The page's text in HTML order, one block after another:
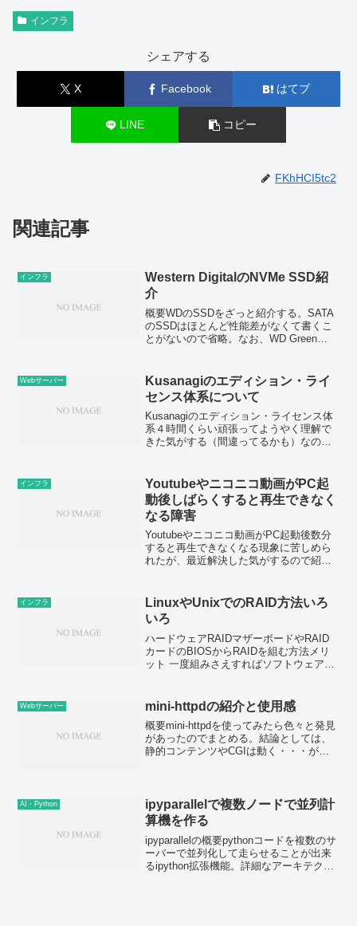
インフラ
シェアする
X Facebook はてブ
LINE コピー
FKhHCI5tc2
関連記事
インフラ
Western DigitalのNVMe SSD紹
介
概要WDのSSDをざっと紹介する。SATA
のSSDはほとんど性能差がなくて書くこ
とがないので省略。なお、WD Green
たが、OEMとか組...
Webサーバー
Kusanagiのエディション・ライ
センス体系について
Kusanagiのエディション・ライセンス体
系４時間くらい頑張ってようやく理解で
きた気がする（間違ってるかも）なので
版、Pro版、Ultimate版みたいな感じで、
「ライ...
インフラ
Youtubeやニコニコ動画がPC起
動後しばらくすると再生できなく
なる障害
Youtubeやニコニコ動画がPC起動後数分
すると再生できなくなる現象に苦しめら
れたが、最近解決した気がするので紹
返す可能性もある。環境CPU, マザーボー
ド、サウンド...
インフラ
LinuxやUnixでのRAID方法いろ
いろ
ハードウェアRAIDマザーボードやRAID
カードのBIOSからRAIDを組む方法メリ
ット 一度組みさえすればソフトウェア
ができるデメリット OS側にドライバ...
Webサーバー mini-httpdの紹介と使用感
概要mini-httpdを使ってみたら色々と発見
があったのでまとめる。結論としては、
静的コンテンツやCGIは動く・・・が、
AI・Python
ipyparallelで複数ノードで並列計
算機を作る
ipyparallelの概要pythonコードを複数のサ
ーバーで並列化して走らせることが出来
るipython拡張機能。詳細なアーキテクチ